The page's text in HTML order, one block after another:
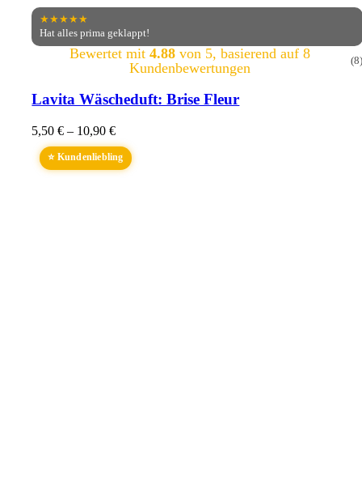
★★★★★
Hat alles prima geklappt!
Bewertet mit 4.88von 5, basierend auf 8
Kundenbewertungen
(8)
Lavita Wäscheduft: Brise Fleur
5,50€ – 10,90€
⭐ Kundenliebling